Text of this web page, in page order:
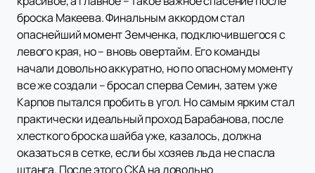
броска Макеева. Финальным аккордом стал
опаснейший момент Земченка, подключившегося с
левого края, но – вновь овертайм. Его команды
начали довольно аккуратно, но по опасному моменту
все же создали – бросал сперва Семин, затем уже
Карпов пытался пробить в угол. Но самым ярким стал
практически идеальный проход Барабанова, после
хлесткого броска шайба уже, казалось, должна
оказаться в сетке, если бы хозяев льда не спасла
штанга. После этого СКА на довольно